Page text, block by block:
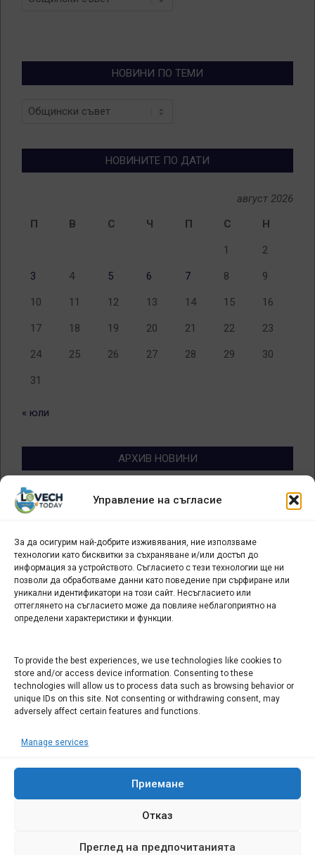
Управление на съгласие
За да осигурим най-добрите изживявания, ние използваме
технологии като бисквитки за съхраняване и/или достъп до
информация за устройството. Съгласието с тези технологии ще ни
позволи да обработваме данни като поведение при сърфиране или
уникални идентификатори на този сайт. Несъгласието или
оттеглянето на съгласието може да повлияе неблагоприятно на
определени характеристики и функции.
To provide the best experiences, we use technologies like cookies to
store and/or access device information. Consenting to these
technologies will allow us to process data such as browsing behavior or
unique IDs on this site. Not consenting or withdrawing consent, may
adversely affect certain features and functions.
Manage services
Приемане
Отказ
Преглед на предпочитанията
НОВИНИ ПО ТЕМИ
Новини
НОВИНИТЕ ПО ДАТИ
август 2026
П
В С Ч П С Н
1 2
3 4 5 6 7 8 9
10 11 12 13 14 15 16
17 18 19 20 21 22 23
24 25 26 27 28 29 30
31
« юли
АРХИВ НОВИНИ
Архив
новини
БИЗНЕС
Арт галерия "Мостове" – магазин за изкуство
СЕВЕРОЗАПАДА ИНФОРМАЦИОНЕН БИЗНЕС
ТУРИСТИЧЕСКИ КЛЪСТЕР
ИНСТИТУЦИИ В ЛОВЕЧ
Административен съд Ловеч
Областна администрация Ловеч
ОДМВР Ловеч
Окръжен съд Ловеч